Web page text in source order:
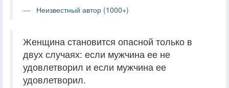
Неизвестный автор (1000+)
Женщина становится опасной только в
двух случаях: если мужчина ее не
удовлетворил и если мужчина ее
удовлетворил.